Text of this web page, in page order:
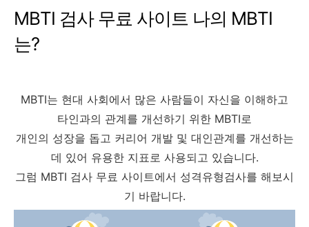
MBTI 검사 무료 사이트 나의 MBTI
는?
MBTI는 현대 사회에서 많은 사람들이 자신을 이해하고
타인과의 관계를 개선하기 위한 MBTI로
개인의 성장을 돕고 커리어 개발 및 대인관계를 개선하는
데 있어 유용한 지표로 사용되고 있습니다.
그럼 MBTI 검사 무료 사이트에서 성격유형검사를 해보시
기 바랍니다.